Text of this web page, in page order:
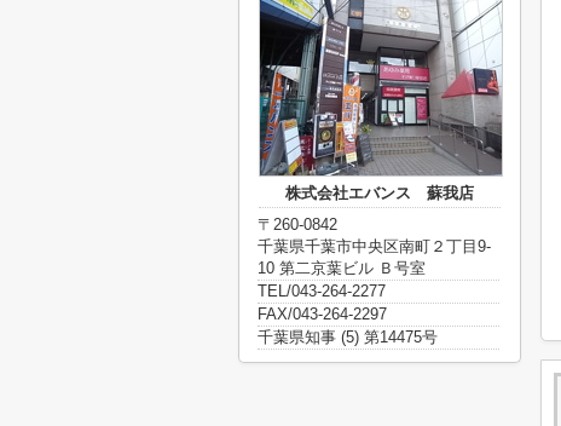
株式会社エバンス 蘇我店
〒260-0842
千葉県千葉市中央区南町２丁目9-
10 第二京葉ビル Ｂ号室
TEL/043-264-2277
FAX/043-264-2297
千葉県知事 (5) 第14475号